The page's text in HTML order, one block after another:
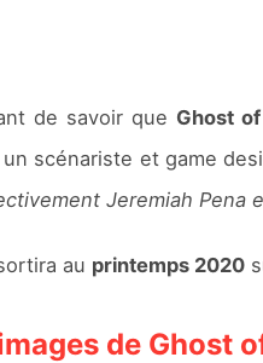
de savoir que Ghost
un scénariste et game
Jeremiah Pena
au printemps 2020
de Ghost